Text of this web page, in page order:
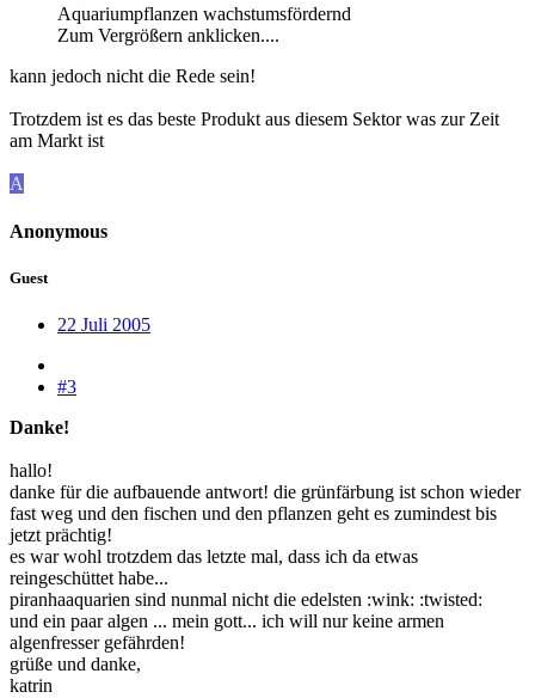
Aquariumpflanzen wachstumsfördernd
Zum Vergrößern anklicken....
kann jedoch nicht die Rede sein!
Trotzdem ist es das beste Produkt aus diesem Sektor was zur Zeit
am Markt ist
A
Anonymous
Guest
22 Juli 2005
#3
Danke!
hallo!
danke für die aufbauende antwort! die grünfärbung ist schon wieder
fast weg und den fischen und den pflanzen geht es zumindest bis
jetzt prächtig!
es war wohl trotzdem das letzte mal, dass ich da etwas
reingeschüttet habe...
piranhaaquarien sind nunmal nicht die edelsten :wink: :twisted:
und ein paar algen ... mein gott... ich will nur keine armen
algenfresser gefährden!
grüße und danke,
katrin